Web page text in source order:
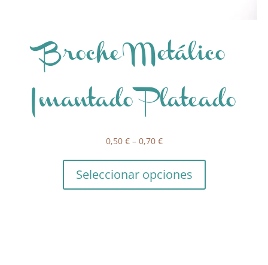
Broche Metálico
Imantado Plateado
0,50 €– 0,70 €
Seleccionar opciones